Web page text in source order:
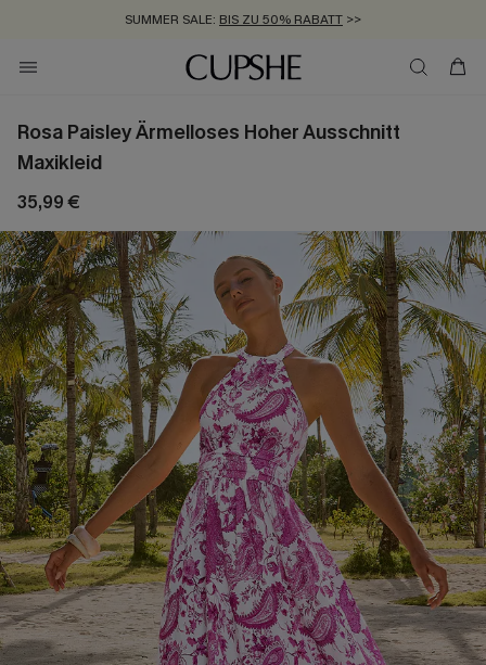
SUMMER SALE: BIS ZU 50% RABATT >>
ZUM NEWSLETTER:BIS ZU -20% EXTRA ERHALTEN
KOSTENLOSER VERSAND AB 89 €
Rosa Paisley Ärmelloses Hoher Ausschnitt
Maxikleid
35,99 €